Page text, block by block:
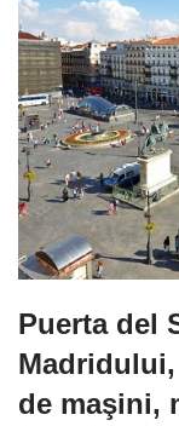
Puerta del
de maşini,